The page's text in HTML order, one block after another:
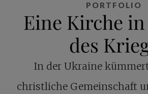
PORTFOLIO
Eine Kirche
des
In der Ukraine
christliche Gemeinschaft